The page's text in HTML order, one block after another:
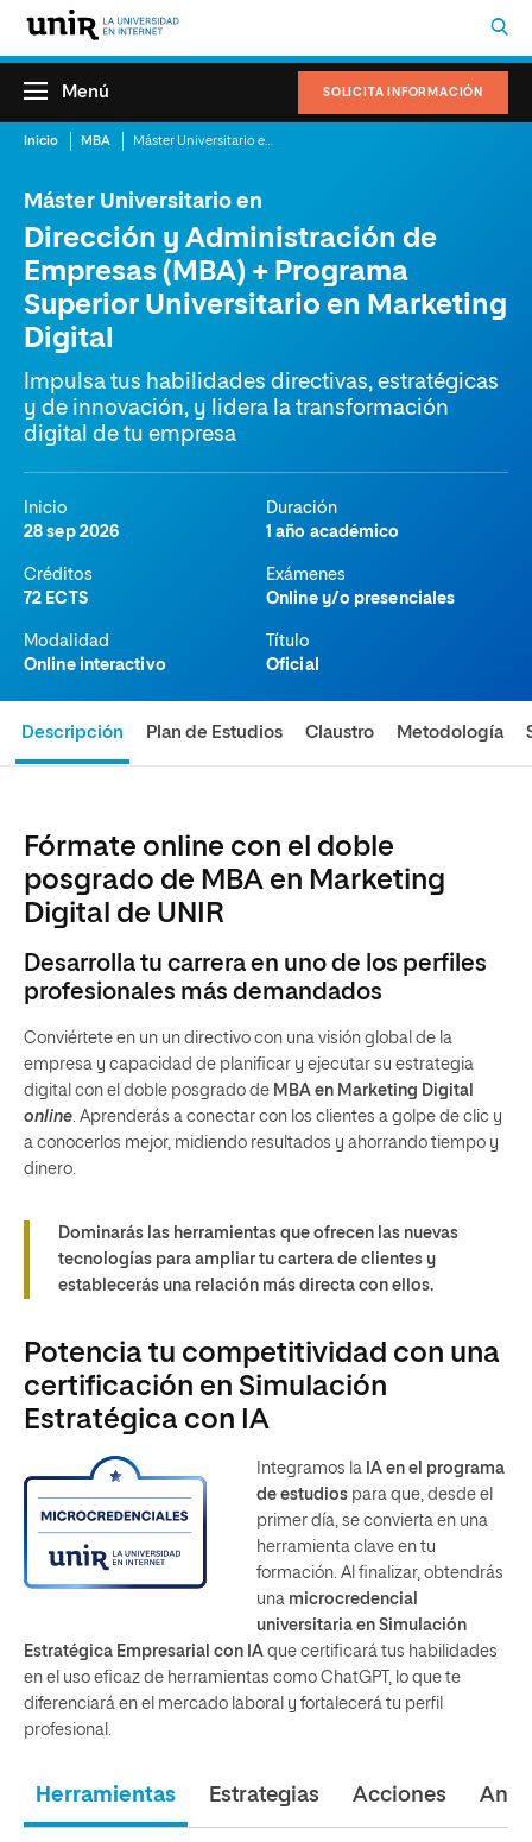
SOLICITA INFORMACIÓN
Menú
Inicio MBA
Máster Universitario en
Dirección y Administración de
Empresas (MBA) + Programa
Superior Universitario en Marketing
Digital
Impulsa tus habilidades directivas, estratégicas
y de innovación, y lidera la transformación
digital de tu empresa
Inicio
28 sep 2026
Duración
1 año académico
Créditos
72 ECTS
Exámenes
Online y/o presenciales
Modalidad
Online interactivo
Título
Oficial
Descripción Plan de Estudios Claustro Metodología
Fórmate online con el doble
posgrado de MBA en Marketing
Digital de UNIR
Desarrolla tu carrera en uno de los perfiles
profesionales más demandados
Conviértete en un un directivo con una visión global de la
empresa y capacidad de planificar y ejecutar su estrategia
digital con el doble posgrado de MBA en Marketing Digital
online. Aprenderás a conectar con los clientes a golpe de clic y
a conocerlos mejor, midiendo resultados y ahorrando tiempo y
dinero.
Dominarás las herramientas que ofrecen las nuevas
tecnologías para ampliar tu cartera de clientes y
establecerás una relación más directa con ellos.
Potencia tu competitividad con una
certificación en Simulación
Estratégica con IA
Integramos la IA en el programa
de estudios para que, desde el
primer día, se convierta en una
herramienta clave en tu
formación. Al finalizar, obtendrás
una microcredencial
universitaria en Simulación
Estratégica Empresarial con IA que certificará tus habilidades
en el uso eficaz de herramientas como ChatGPT, lo que te
diferenciará en el mercado laboral y fortalecerá tu perfil
profesional.
Herramientas Estrategias Acciones